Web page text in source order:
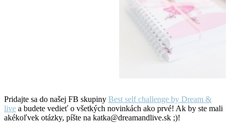
Pridajte sa do našej FB skupiny Best self challenge by Dream &
live a budete vedieť o všetkých novinkách ako prvé! Ak by ste mali
akékoľvek otázky, píšte na katka@dreamandlive.sk ;)!